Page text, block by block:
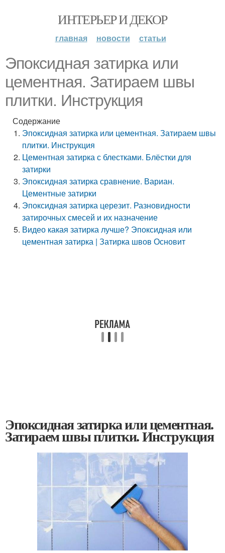
ИНТЕРЬЕР И ДЕКОР
главная новости статьи
Эпоксидная затирка или
цементная. Затираем швы
плитки. Инструкция
Содержание
Эпоксидная затирка или цементная. Затираем швы
плитки. Инструкция
Цементная затирка с блестками. Блёстки для
затирки
Эпоксидная затирка сравнение. Вариан.
Цементные затирки
Эпоксидная затирка церезит. Разновидности
затирочных смесей и их назначение
Видео какая затирка лучше? Эпоксидная или
цементная затирка | Затирка швов Основит
Эпоксидная затирка или цементная.
Затираем швы плитки. Инструкция